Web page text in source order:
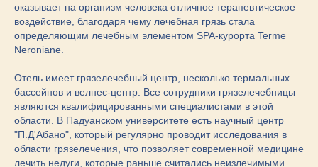
оказывает на организм человека отличное терапевтическое
воздействие, благодаря чему лечебная грязь стала
определяющим лечебным элементом SPA-курорта Terme
Neroniane.
Отель имеет грязелечебный центр, несколько термальных
бассейнов и велнес-центр. Все сотрудники грязелечебницы
являются квалифицированными специалистами в этой
области. В Падуанском университете есть научный центр
"П.Д'Абано", который регулярно проводит исследования в
области грязелечения, что позволяет современной медицине
лечить недуги, которые раньше считались неизлечимыми